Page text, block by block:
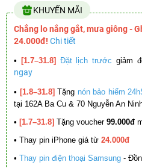
KHUYẾN MÃI
Chẳng lo nắng gắt, mưa giông -
24.000đ! Chi tiết
• [1.7–31.8] Đặt lịch trước giảm
ngay
• [1.8–31.8] Tặng nón bảo hiểm
tại 162A Ba Cu & 70 Nguyễn An
• [1.7–31.8] Tặng voucher 99.000đ
• Thay pin iPhone giá từ 24.000đ
• Thay pin điện thoại Samsung -